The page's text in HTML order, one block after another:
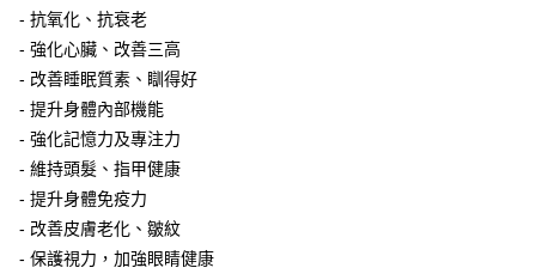
WeChat Pay
送貨方式
順豐自助櫃
每筆HK$50.00，滿HK$350.00或以上免運費
順豐站/ 順豐營業點取件
每筆HK$50.00，滿HK$350.00或以上免運費
辦公室/住宅地址直送 (經順豐速運)
- 抗氧化、抗衰老
- 強化心臟、改善三高
- 改善睡眠質素、瞓得好
- 提升身體內部機能
- 強化記憶力及專注力
- 維持頭髮、指甲健康
- 提升身體免疫力
- 改善皮膚老化、皺紋
- 保護視力，加強眼睛健康